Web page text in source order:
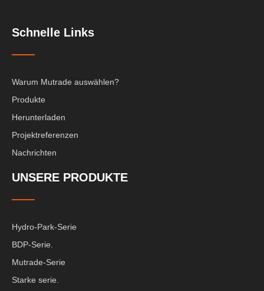
Schnelle Links
Warum Mutrade auswählen?
Produkte
Herunterladen
Projektreferenzen
Nachrichten
UNSERE PRODUKTE
Hydro-Park-Serie
BDP-Serie.
Mutrade-Serie
Starke serie.